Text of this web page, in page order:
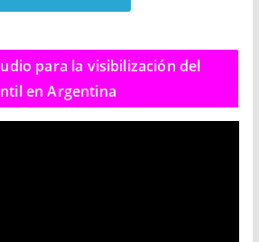
para la visibilización del
en Argentina